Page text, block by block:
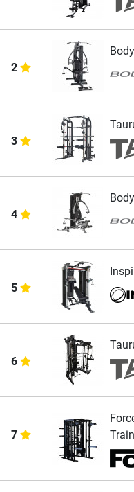
2
3
4
5
6
7